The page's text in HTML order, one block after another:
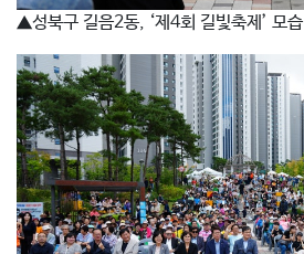
▲성북구 길음2동, ‘제4회 길빛축제’ 모습